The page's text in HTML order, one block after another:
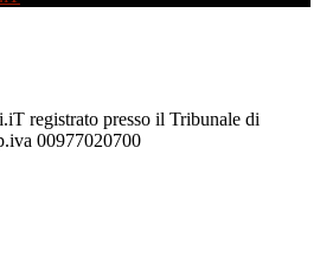
registrato presso il Tribunale di
00977020700